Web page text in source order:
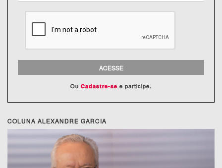
ACESSE
Ou Cadastre-se e participe.
COLUNA ALEXANDRE GARCIA